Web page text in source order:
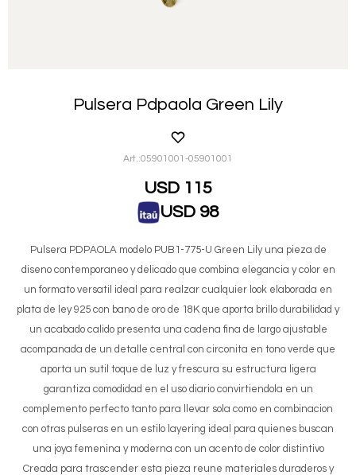
Pulsera Pdpaola Green Lily
05901001-05901001
USD 115
USD 98
Pulsera PDPAOLA modelo PUB1-775-U Green Lily una pieza de
diseno contemporaneo y delicado que combina elegancia y color en
un formato versatil ideal para realzar cualquier look elaborada en
plata de ley 925 con bano de oro de 18K que aporta brillo durabilidad y
un acabado calido presenta una cadena fina de largo ajustable
acompanada de un detalle central con circonita en tono verde que
aporta un sutil toque de luz y frescura su estructura ligera
garantiza comodidad en el uso diario convirtiendola en un
complemento perfecto tanto para llevar sola como en combinacion
con otras pulseras en un estilo layering ideal para quienes buscan
una joya femenina y moderna con un acento de color distintivo
Creada para trascender esta pieza reune materiales duraderos y